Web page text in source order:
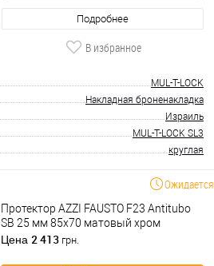
Подробнее
В избранное
MUL-T-LOCK
Накладная броненакладка
Израиль
MUL-T-LOCK SL3
круглая
Ожидается
Протектор AZZI FAUSTO F23 Antitubo
SB 25 мм 85х70 матовый хром
Цена 2 413 грн.